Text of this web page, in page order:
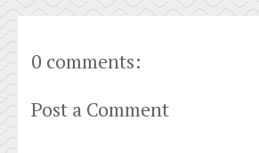
0 comments:
Post a Comment